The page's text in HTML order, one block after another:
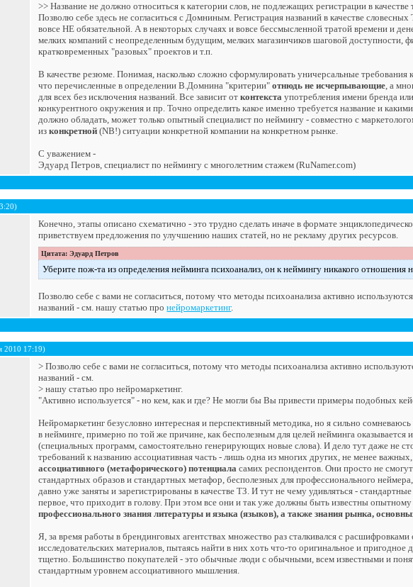
>> Название не должно относиться к категории слов, не подлежащих регистрации в качестве
Позволю себе здесь не согласиться с Домниным. Регистрация названий в качестве словесных
вовсе НЕ обязательной. А в некоторых случаях и вовсе бессмысленной тратой времени и
мелких компаний с неопределенным будущим, мелких магазинчиков шаговой доступности,
кратковременных "разовых" проектов и т.п.
В качестве резюме. Понимая, насколько сложно сформулировать уничерсальные требования
что перечисленные в определении В.Домнина "критерии"отнюдь не исчерпывающие, а
для всех без исключения названий. Все зависит отконтекста употребления имени бренда
конкурентного окружения и пр. Точно определить какое именно требуется название и
должно обладать, может только опытный специалист по неймингу - совместно с
изконкретной (NB!) ситуации конкретной компании на конкретном рынке.
C уважением -
Эдуард Петров, специалист по неймингу с многолетним стажем (RuNamer.com)
Конечно, этапы описано схематично - это трудно сделать иначе в формате
приветствуем предложения по улучшению наших статей, но не рекламу других ресурсов.
Цитата: Эдуард Петров
Уберите пож-та из определения нейминга психоанализ, он к неймингу никакого отношения
Позволю себе с вами не согласиться, потому что методы психоанализа активно
названий - см. нашу статью пронейромаркетинг.
2010 17:19)
> Позволю себе с вами не согласиться, потому что методы психоанализа активно
названий - см.
> нашу статью про нейромаркетинг.
"Активно используется" - но кем, как и где? Не могли бы Вы привести примеры подобных
Нейромаркетинг безусловно интересная и перспективный методика, но я сильно
в нейминге, примерно по той же причине, как бесполезным для целей нейминга оказывается
(специальных программ, самостоятельно генерирующих новые слова). И дело тут даже не
требований к названию ассоциативная часть - лишь одна из многих других, не менее
ассоциативного (метафорического) потенциала самих респондентов. Они просто не
стандартных образов и стандартных метафор, бесполезных для профессионального
давно уже заняты и зарегистрированы в качестве ТЗ. И тут не чему удивляться -
первое, что приходит в голову. При этом все они и так уже должны быть известны
профессионального знания литературы и языка (языков), а также знания рынка,
Я, за время работы в брендинговых агентствах множество раз сталкивался с расшифровками
исследовательских материалов, пытаясь найти в них хоть что-то оригинальное и пригодное
тщетно. Большинство покупателей - это обычные люди с обычными, всем известными и
стандартным уровнем ассоциативного мышления.